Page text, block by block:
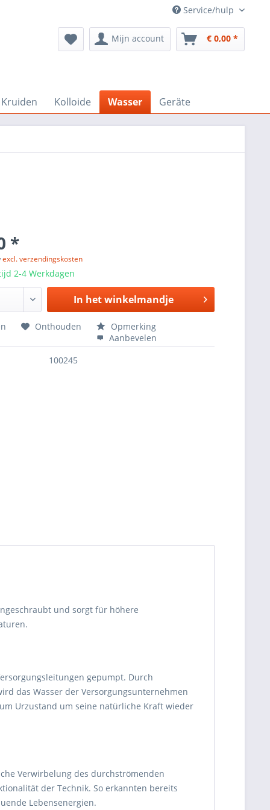
Service/hulp
Mijn account € 0,00 *
Kruiden Kolloide Wasser Geräte
*
excl. verzendingskosten
2-4 Werkdagen
In hetwinkelmandje
Onthouden
Opmerking
Aanbevelen
100245
und sorgt für höhere
gepumpt. Durch
das Wasser der Versorgungsunternehmen
Urzustand um seine natürliche Kraft wieder
Verwirbelung des durchströmenden
der Technik. So erkannten bereits
Lebensenergien.